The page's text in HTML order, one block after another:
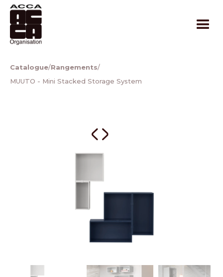
Catalogue/Rangements/
MUUTO - Mini Stacked Storage System